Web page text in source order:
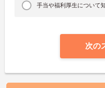
手当や福利厚生について
次の